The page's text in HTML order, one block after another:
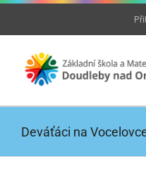
Přeskočit
Deváťáci na